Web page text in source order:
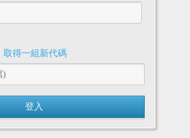
取得一組新代碼